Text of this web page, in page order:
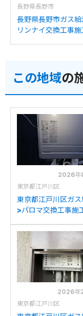
長野県長野市
長野県長野市ガス
リンナイ交換工事施
への交換
この地域の
2026年
東京都江戸川区
東京都江戸川区ガ
>パロマ交換工事施
2050AWXからパ
E2022SAWLへの交
2026年
東京都江戸川区